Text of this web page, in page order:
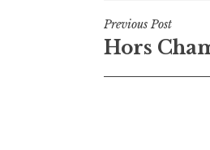
de
Previous Post
Hors